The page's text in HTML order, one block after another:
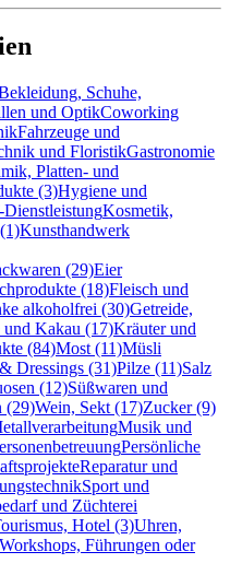
Schuhe,
und OptikCoworking
Fahrzeuge und
und FloristikGastronomie
Platten- und
(3)Hygiene und
Kosmetik,
Kunsthandwerk
(29)Eier
(18)Fleisch und
alkoholfrei (30)Getreide,
Kakau (17)Kräuter und
(84)Most (11)Müsli
Dressings (31)Pilze (11)Salz
(12)Süßwaren und
(29)Wein, Sekt (17)Zucker (9)
Musik und
Persönliche
Reparatur und
Sport und
und Züchterei
Hotel (3)Uhren,
Workshops, Führungen oder